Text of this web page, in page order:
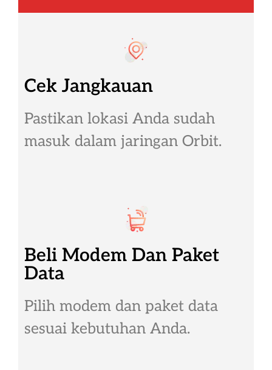
Cek Jangkauan
Pastikan lokasi Anda sudah
masuk dalam jaringan Orbit.
Beli Modem Dan Paket
Data
Pilih modem dan paket data
sesuai kebutuhan Anda.